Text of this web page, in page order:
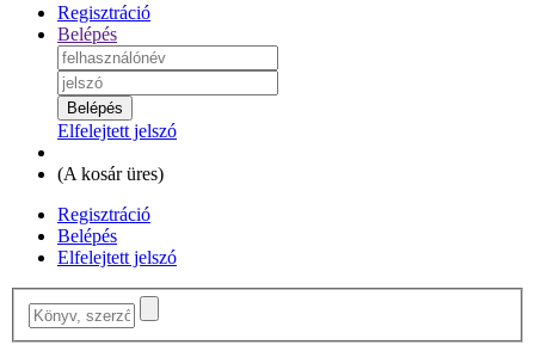
Regisztráció
Belépés
Elfelejtett jelszó
(A kosár üres)
Regisztráció
Belépés
Elfelejtett jelszó